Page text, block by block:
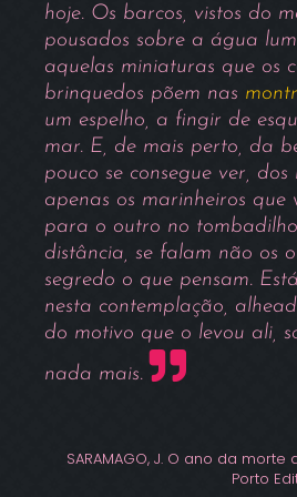
hoje. Os barcos, vistos do
pousados sobre a água
aquelas miniaturas que os
brinquedos põem nas
um espelho, a fingir de
mar. E, de mais perto, da
pouco se consegue ver, dos
apenas os marinheiros que
para o outro no
distância, se falam não os
segredo o que pensam.
nesta contemplação,
do motivo que o levou ali,
nada mais.
SARAMAGO, J. O ano da morte
Porto